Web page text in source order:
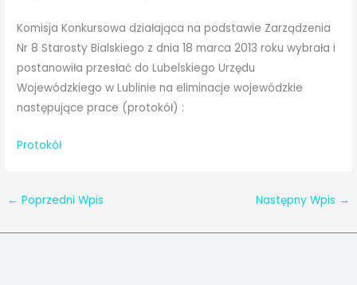
Komisja Konkursowa działająca na podstawie Zarządzenia
Nr 8 Starosty Bialskiego z dnia 18 marca 2013 roku wybrała i
postanowiła przesłać do Lubelskiego Urzędu
Wojewódzkiego w Lublinie na eliminacje wojewódzkie
następujące prace (protokół) :
Protokół
← Poprzedni Wpis Następny Wpis →